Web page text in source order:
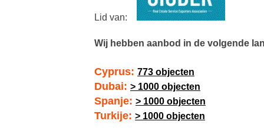
Lid van:
Wij hebben aanbod in de volgende
Cyprus: 773 objecten
Dubai: > 1000 objecten
Spanje: > 1000 objecten
Turkije: > 1000 objecten